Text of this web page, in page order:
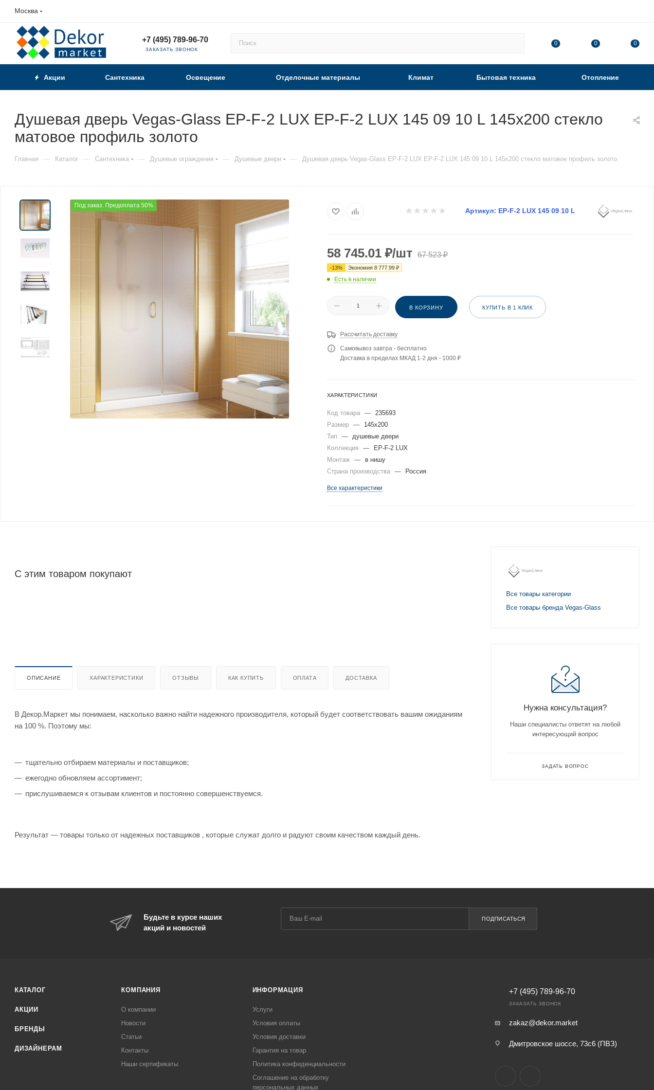
Москва
+7 (495) 789-96-70
ЗАКАЗАТЬ ЗВОНОК
0 0 0
Акции Сантехника Освещение Отделочные материалы Климат Бытовая техника Отопление
Душевая дверь Vegas-Glass EP-F-2 LUX EP-F-2 LUX 145 09 10 L 145х200 стекло
матовое профиль золото
Главная — Каталог — Сантехника — Душевые ограждения — Душевые двери — Душевая дверь Vegas-Glass EP-F-2 LUX EP-F-2 LUX 145 09 10 L 145х200 стекло матовое профиль золото
Под заказ. Предоплата 50%
Артикул: EP-F-2 LUX 145 09 10 L
58 745.01 ₽/шт 67 523₽
-13% Экономия 8 777.99 ₽
Есть в наличии
В КОРЗИНУ КУПИТЬ В 1 КЛИК
Рассчитать доставку
Самовывоз завтра - бесплатно
Доставка в пределах МКАД 1-2 дня - 1000 ₽
ХАРАКТЕРИСТИКИ
Код товара — 235693
Размер —
145x200
Тип
— душевые двери
Коллекция
—
EP-F-2 LUX
Монтаж —
в нишу
Страна производства — Россия
Все характеристики
С этим товаром покупают
ОПИСАНИЕ ХАРАКТЕРИСТИКИ ОТЗЫВЫ КАК КУПИТЬ ОПЛАТА ДОСТАВКА
В Декор.Маркет мы понимаем, насколько важно найти надежного производителя, который будет соответствовать вашим ожиданиям
на 100 %. Поэтому мы:
тщательно отбираем материалы и поставщиков;
ежегодно обновляем ассортимент;
прислушиваемся к отзывам клиентов и постоянно совершенствуемся.
Результат — товары только от надежных поставщиков , которые служат долго и радуют своим качеством каждый день.
Все товары категории
Все товары бренда Vegas-Glass
Нужна консультация?
Наши специалисты ответят на любой
интересующий вопрос
ЗАДАТЬ ВОПРОС
Будьте в курсе наших
акций и новостей
ПОДПИСАТЬСЯ
КАТАЛОГ
АКЦИИ
БРЕНДЫ
ДИЗАЙНЕРАМ
КОМПАНИЯ
О компании
Новости
Статьи
Контакты
Наши сертификаты
ИНФОРМАЦИЯ
Услуги
Условия оплаты
Условия доставки
Гарантия на товар
Политика конфиденциальности
Соглашение на обработку
персональных данных
+7 (495) 789-96-70
ЗАКАЗАТЬ ЗВОНОК
zakaz@dekor.market
Дмитровское шоссе, 73с6 (ПВЗ)